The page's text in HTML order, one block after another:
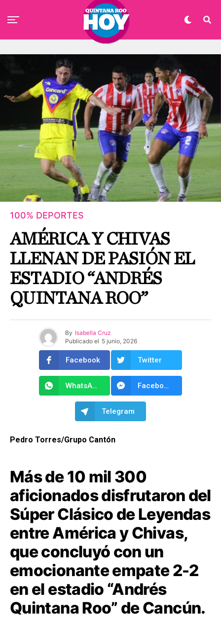
100% DEPORTES
AMÉRICA Y CHIVAS
LLENAN DE PASIÓN EL
ESTADIO “ANDRÉS
QUINTANA ROO”
By Isabella Cruz
Publicado el 5 junio, 2026
Facebook Twitter
WhatsApp Facebook Messenger
Telegram
Pedro Torres/Grupo Cantón
Más de 10 mil 300
aficionados disfrutaron del
Súper Clásico de Leyendas
entre América y Chivas,
que concluyó con un
emocionante empate 2-2
en el estadio “Andrés
Quintana Roo” de Cancún.